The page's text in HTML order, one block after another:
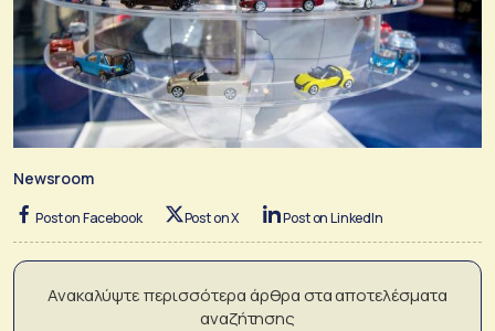
Newsroom
Post on Facebook Post on X Post on LinkedIn
Ανακαλύψτε περισσότερα άρθρα στα αποτελέσματα
αναζήτησης